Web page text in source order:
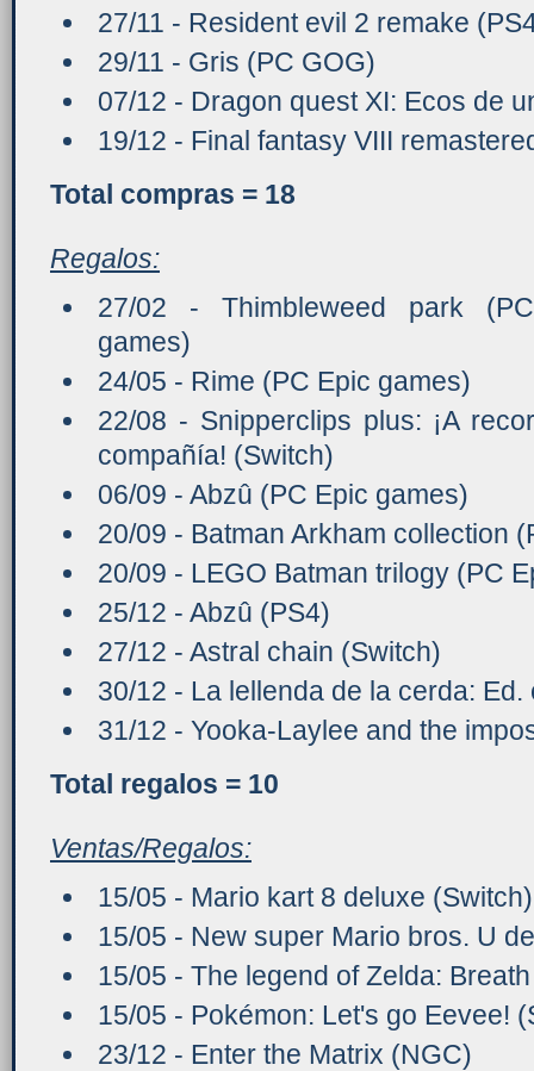
27/11 - Resident evil 2 remake
29/11 - Gris (PC GOG)
07/12 - Dragon quest XI: Ecos de
19/12 - Final fantasy VIII
Total compras = 18
Regalos:
27/02 - Thimbleweed park
games)
24/05 - Rime (PC Epic games)
22/08 - Snipperclips plus: ¡A
compañía! (Switch)
06/09 - Abzû (PC Epic games)
20/09 - Batman Arkham collection
20/09 - LEGO Batman trilogy (PC
25/12 - Abzû (PS4)
27/12 - Astral chain (Switch)
30/12 - La lellenda de la cerda:
31/12 - Yooka-Laylee and the
Total regalos = 10
Ventas/Regalos:
15/05 - Mario kart 8 deluxe (Switch)
15/05 - New super Mario bros. U
15/05 - The legend of Zelda:
15/05 - Pokémon: Let's go Eevee!
23/12 - Enter the Matrix (NGC)